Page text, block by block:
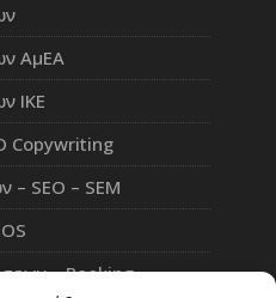
ΑμΕΑ
ΙΚΕ
Copywriting
– SEO – SEM
– Booking